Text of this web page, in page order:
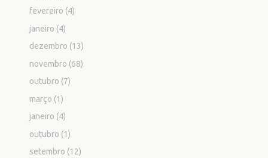
fevereiro (4)
janeiro (4)
dezembro (13)
novembro (68)
outubro (7)
março (1)
janeiro (4)
outubro (1)
setembro (12)